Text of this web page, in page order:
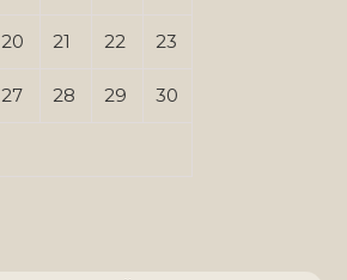
20 21 22 23
27 28 29 30